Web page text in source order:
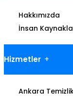
Hakkımızda
İnsan
Hizmetler
Ankara